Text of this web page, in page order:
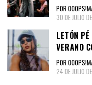
POR
30 DE JULIO
LETÓN
VERANO
POR
24 DE JULIO